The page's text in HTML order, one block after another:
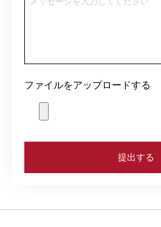
ファイルをアップロードする
提出する